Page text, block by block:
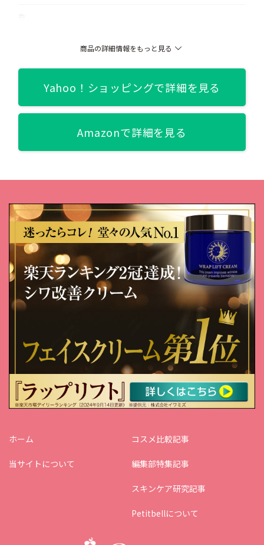
品比較
商品の詳細情報をもっと見る
Yahoo！ショッピングで詳細を見る
Amazonで詳細を見る
ホーム
当サイトについて
コスメ比較記事
編集部特集記事
スキンケア研究記事
Petitbellについて